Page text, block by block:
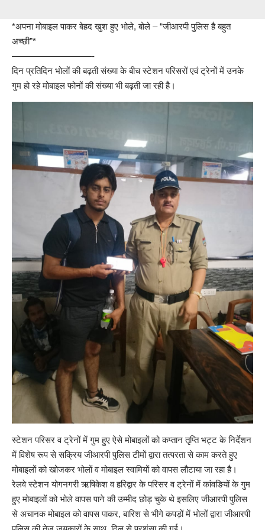
*अपना मोबाइल पाकर बेहद खुश हुए भोले, बोले – “जीआरपी पुलिस है बहुत
अच्छी”*
—————————-
दिन प्रतिदिन भोलों की बढ़ती संख्या के बीच स्टेशन परिसरों एवं ट्रेनों में उनके
गुम हो रहे मोबाइल फोनों की संख्या भी बढ़ती जा रही है।
स्टेशन परिसर व ट्रेनों में गुम हुए ऐसे मोबाइलों को कप्तान तृप्ति भट्ट के निर्देशन
में विशेष रूप से सक्रिय जीआरपी पुलिस टीमों द्वारा तत्परता से काम करते हुए
मोबाइलों को खोजकर भोलों व मोबाइल स्वामियों को वापस लौटाया जा रहा है।
रेलवे स्टेशन योगनगरी ऋषिकेश व हरिद्वार के परिसर व ट्रेनों में कांवङियों के गुम
हुए मोबाइलों को भोले वापस पाने की उम्मीद छोड़ चुके थे इसलिए जीआरपी पुलिस
से अचानक मोबाइल को वापस पाकर, बारिश से भीगे कपड़ों में भोलों द्वारा जीआरपी